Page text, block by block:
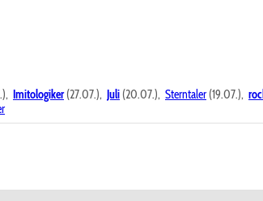
Imitologiker(27.07.), Juli (20.07.), Sterntaler (19.07.),